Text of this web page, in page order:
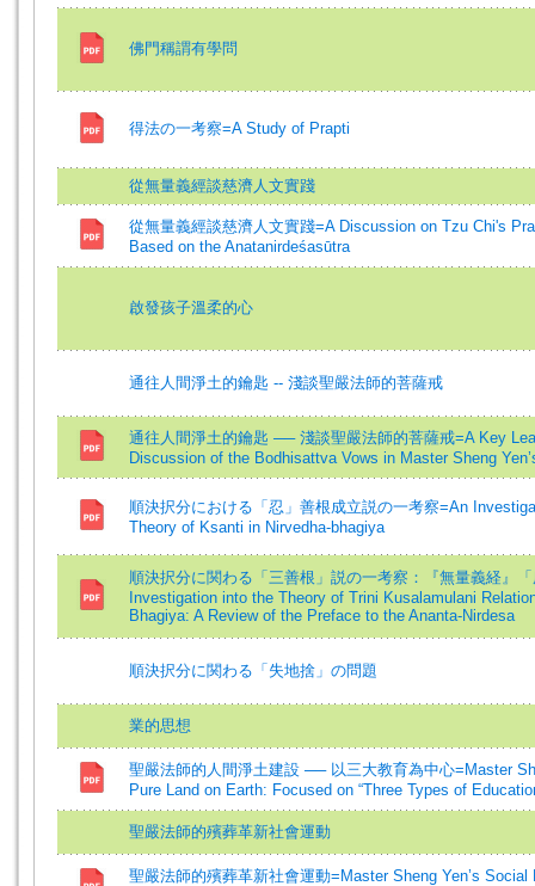
佛門稱謂有學問
得法の一考察=A Study of Prapti
從無量義經談慈濟人文實踐
從無量義經談慈濟人文實踐=A Discussion on Tzu Chi's
Based on the Anatanirdeśasūtra
啟發孩子溫柔的心
通往人間淨土的鑰匙 -- 淺談聖嚴法師的菩薩戒
通往人間淨土的鑰匙 ── 淺談聖嚴法師的菩薩戒=A Key
Discussion of the Bodhisattva Vows in Master Sheng
順決択分における「忍」善根成立説の一考察=An
Theory of Ksanti in Nirvedha-bhagiya
順決択分に関わる「三善根」説の一考察：『無量義経』
Investigation into the Theory of Trini Kusalamulani
Bhagiya: A Review of the Preface to the Ananta-Nirdesa
順決択分に関わる「失地捨」の問題
業的思想
聖嚴法師的人間淨土建設 ── 以三大教育為中心=Master
Pure Land on Earth: Focused on “Three Types of
聖嚴法師的殯葬革新社會運動
聖嚴法師的殯葬革新社會運動=Master Sheng Yen’s